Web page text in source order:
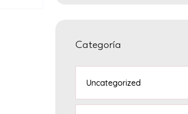
Categoría
Uncategorized